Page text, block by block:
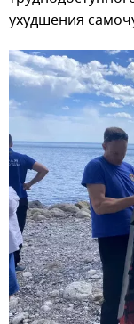
ухудшения